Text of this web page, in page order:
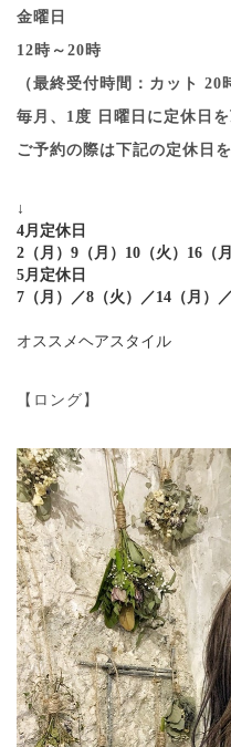
金曜日
12時～20時
（最終受付時間：カット 20
毎月、1度 日曜日に定休日を
ご予約の際は下記の定休日
↓
4月定休日
2（月）9（月）10（火）16（
5月定休日
7（月）／8（火）／14（月）
オススメヘアスタイル
【ロング】